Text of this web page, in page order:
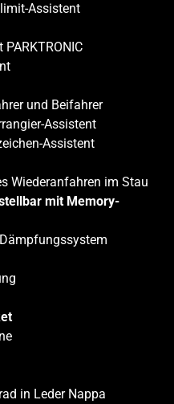
Assistent
und Beifahrer
Assistent
Assistent
Wiederanfahren im Stau
mit Memory-
in Leder Nappa